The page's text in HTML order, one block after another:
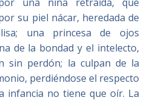
su piel nácar, heredada de
una princesa de ojos
de la bondad y el intelecto,
sin perdón; la culpan de la
perdiéndose el respecto
infancia no tiene que oír. La